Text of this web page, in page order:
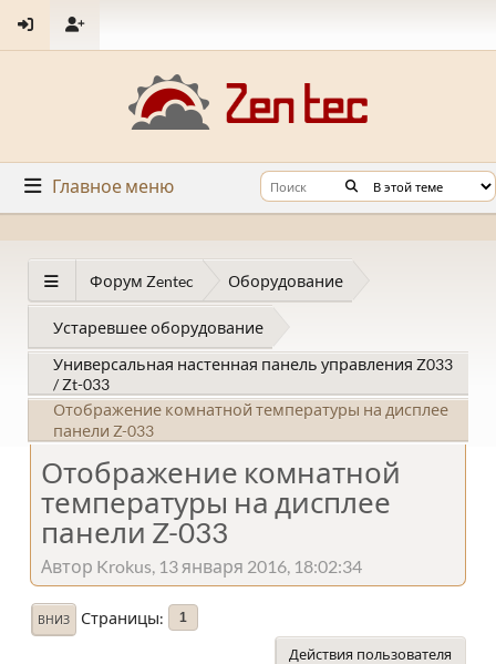
Главное меню
Форум Zentec Оборудование
Устаревшее оборудование
Универсальная настенная панель управления Z033
/ Zt-033
Отображение комнатной температуры на дисплее
панели Z-033
Отображение комнатной
температуры на дисплее
панели Z-033
Автор Krokus, 13 января 2016, 18:02:34
ВНИЗ Страницы 1
Действия пользователя